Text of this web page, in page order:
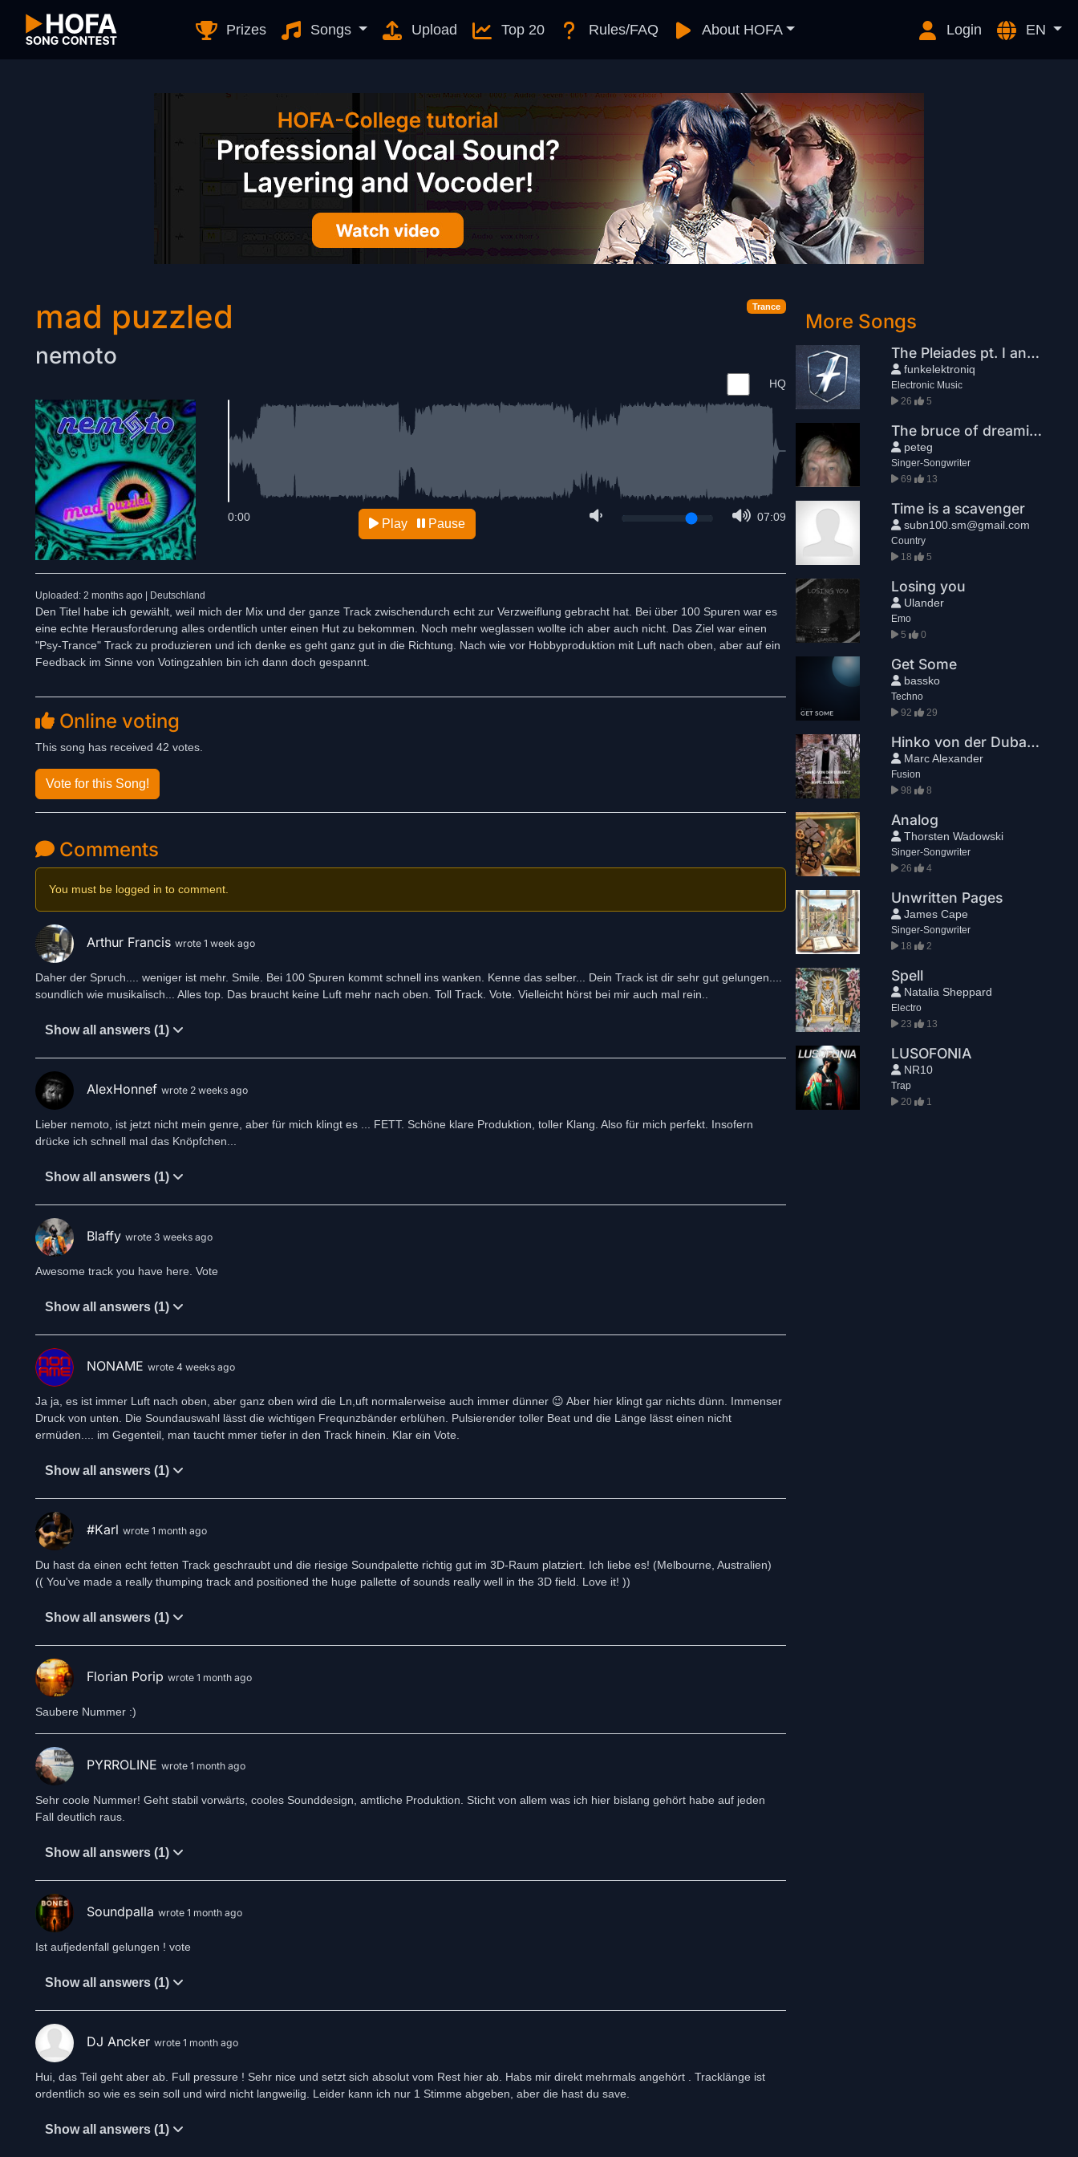
Prizes Songs Upload Top 20 Rules/FAQ About HOFA Login EN
Trance
mad puzzled
nemoto
HQ
07:09
0:00 Play Pause
Uploaded: 2 months ago | Deutschland
Den Titel habe ich gewählt, weil mich der Mix und der ganze Track zwischendurch echt zur Verzweiflung gebracht hat. Bei über 100 Spuren war es
eine echte Herausforderung alles ordentlich unter einen Hut zu bekommen. Noch mehr weglassen wollte ich aber auch nicht. Das Ziel war einen
"Psy-Trance" Track zu produzieren und ich denke es geht ganz gut in die Richtung. Nach wie vor Hobbyproduktion mit Luft nach oben, aber auf ein
Feedback im Sinne von Votingzahlen bin ich dann doch gespannt.
Online voting
This song has received 42 votes.
Vote for this Song!
Comments
You must be logged in to comment.
Arthur Francis wrote 1 week ago
Daher der Spruch.... weniger ist mehr. Smile. Bei 100 Spuren kommt schnell ins wanken. Kenne das selber... Dein Track ist dir sehr gut gelungen....
soundlich wie musikalisch... Alles top. Das braucht keine Luft mehr nach oben. Toll Track. Vote. Vielleicht hörst bei mir auch mal rein..
Show all answers (1)
AlexHonnef wrote 2 weeks ago
Lieber nemoto, ist jetzt nicht mein genre, aber für mich klingt es ... FETT. Schöne klare Produktion, toller Klang. Also für mich perfekt. Insofern
drücke ich schnell mal das Knöpfchen...
Show all answers (1)
Blaffy wrote 3 weeks ago
Awesome track you have here. Vote
Show all answers (1)
NONAME wrote 4 weeks ago
Ja ja, es ist immer Luft nach oben, aber ganz oben wird die Ln,uft normalerweise auch immer dünner 😉 Aber hier klingt gar nichts dünn. Immenser
Druck von unten. Die Soundauswahl lässt die wichtigen Frequnzbänder erblühen. Pulsierender toller Beat und die Länge lässt einen nicht
ermüden.... im Gegenteil, man taucht mmer tiefer in den Track hinein. Klar ein Vote.
Show all answers (1)
#Karl wrote 1 month ago
Du hast da einen echt fetten Track geschraubt und die riesige Soundpalette richtig gut im 3D-Raum platziert. Ich liebe es! (Melbourne, Australien)
(( You've made a really thumping track and positioned the huge pallette of sounds really well in the 3D field. Love it! ))
Show all answers (1)
Florian Porip wrote 1 month ago
Saubere Nummer :)
PYRROLINE wrote 1 month ago
Sehr coole Nummer! Geht stabil vorwärts, cooles Sounddesign, amtliche Produktion. Sticht von allem was ich hier bislang gehört habe auf jeden
Fall deutlich raus.
Show all answers (1)
Soundpalla wrote 1 month ago
Ist aufjedenfall gelungen ! vote
Show all answers (1)
DJ Ancker wrote 1 month ago
Hui, das Teil geht aber ab. Full pressure ! Sehr nice und setzt sich absolut vom Rest hier ab. Habs mir direkt mehrmals angehört . Tracklänge ist
ordentlich so wie es sein soll und wird nicht langweilig. Leider kann ich nur 1 Stimme abgeben, aber die hast du save.
Show all answers (1)
More Songs
The Pleiades pt. I and II
funkelektroniq
Electronic Music
26
5
The bruce of dreaming
peteg
Singer-Songwriter
69
13
Time is a scavenger
subn100.sm@gmail.com
Country
18
5
Losing you
Ulander
Emo
5
0
Get Some
bassko
Techno
92
29
Hinko von der Dubarcz
Marc Alexander
Fusion
98
8
Analog
Thorsten Wadowski
Singer-Songwriter
26
4
Unwritten Pages
James Cape
Singer-Songwriter
18
2
Spell
Natalia Sheppard
Electro
23
13
LUSOFONIA
NR10
Trap
20
1